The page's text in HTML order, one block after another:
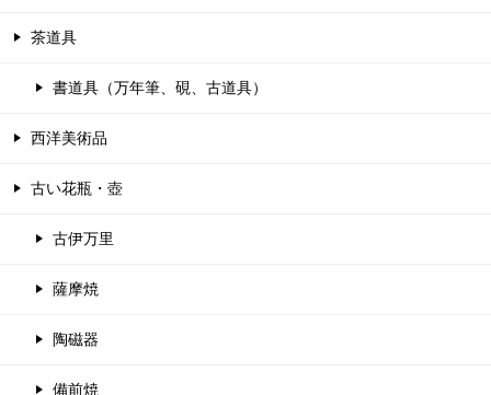
茶道具
書道具（万年筆、硯、古道具）
西洋美術品
古い花瓶・壺
古伊万里
薩摩焼
陶磁器
備前焼